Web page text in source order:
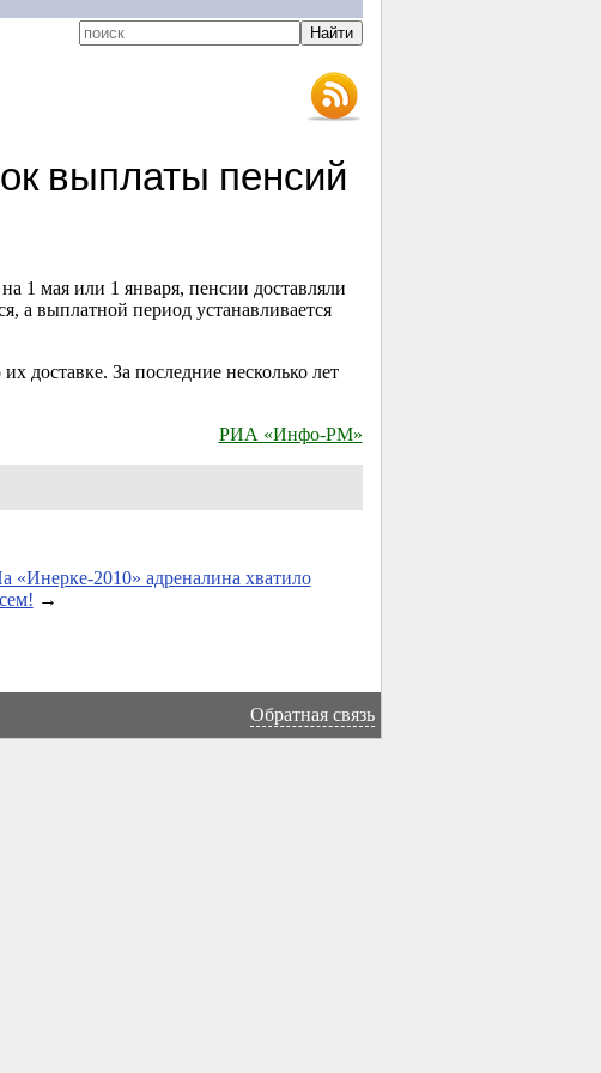
выплаты пенсий
1 мая или 1 января, пенсии доставляли
а выплатной период устанавливается
доставке. За последние несколько лет
РИА «Инфо-РМ»
«Инерке-2010» адреналина хватило
→
Обратная связь